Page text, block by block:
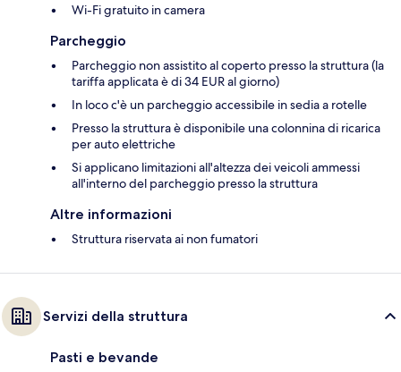
Wi-Fi gratuito in camera
Parcheggio
Parcheggio non assistito al coperto presso la struttura (la
tariffa applicata è di 34 EUR al giorno)
In loco c'è un parcheggio accessibile in sedia a rotelle
Presso la struttura è disponibile una colonnina di ricarica
per auto elettriche
Si applicano limitazioni all'altezza dei veicoli ammessi
all'interno del parcheggio presso la struttura
Altre informazioni
Struttura riservata ai non fumatori
Servizi della struttura
Pasti e bevande